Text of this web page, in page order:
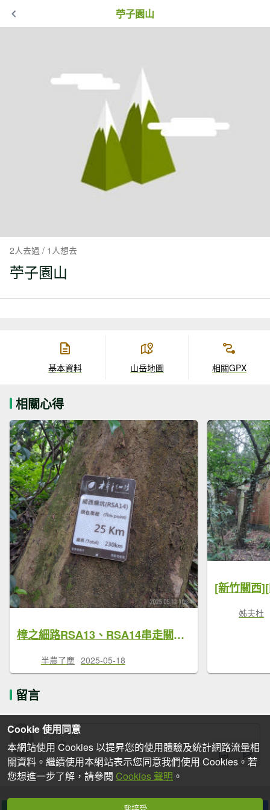
苧子園山
2人去過 / 1人想去
苧子園山
基本資料 山岳地圖 相關GPX
相關心得
樟之細路RSA13、RSA14串走關西5山(燥坑山+苧子園山+上南片山+東坑山+雞寮坑山)
半農了塵 2025-05-18
姊夫杜
留言
Cookie 使用同意
本網站使用 Cookies 以提昇您的使用體驗及統計網路流量相
關資料。繼續使用本網站表示您同意我們使用 Cookies。若
您想進一步了解，請參閱 Cookies 聲明 。